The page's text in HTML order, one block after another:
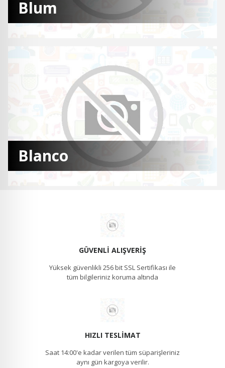
Blum
Blanco
GÜVENLI ALIŞVERIŞ
Yüksek güvenlikli 256 bit SSL Sertifikası ile
tüm bilgileriniz koruma altında
HIZLI TESLIMAT
Saat 14:00'e kadar verilen tüm süparişleriniz
aynı gün kargoya verilir.